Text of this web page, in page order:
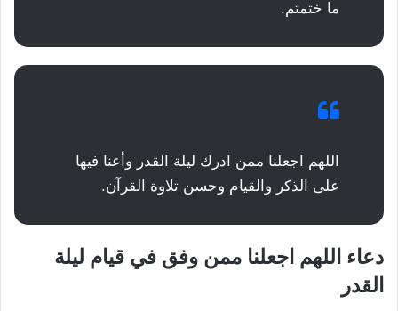
ما ختمتم.
اللهم اجعلنا ممن ادرك ليلة القدر وأعنا فيها
على الذكر والقيام وحسن تلاوة القرآن.
دعاء اللهم اجعلنا ممن وفق في قيام ليلة
القدر